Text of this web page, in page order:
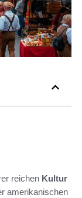
reichen Kultur
amerikanischen